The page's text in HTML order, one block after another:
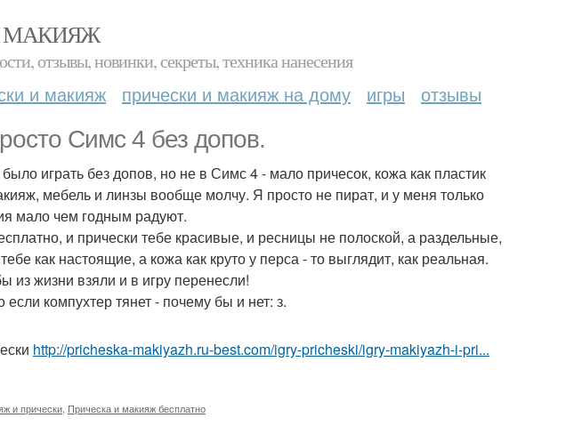
МАКИЯЖ
отзывы, новинки, секреты, техника нанесения
и макияж прически и макияж на дому игры отзывы
Симс 4 без допов.
играть без допов, но не в Симс 4 - мало причесок, кожа как пластик
мебель и линзы вообще молчу. Я просто не пират, и у меня только
мало чем годным радуют.
и прически тебе красивые, и ресницы не полоской, а раздельные,
как настоящие, а кожа как круто у перса - то выглядит, как реальная.
из жизни взяли и в игру перенесли!
компухтер тянет - почему бы и нет: з.
http://pricheska-makiyazh.ru-best.com/igry-pricheski/igry-makiyazh-i-pri...
и прически Прическа и макияж бесплатно